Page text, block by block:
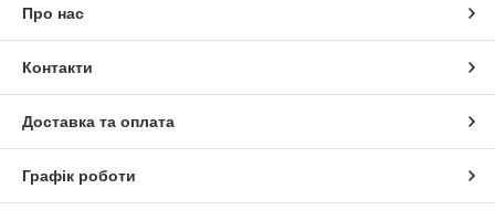
Про нас
Контакти
Доставка та оплата
Графік роботи